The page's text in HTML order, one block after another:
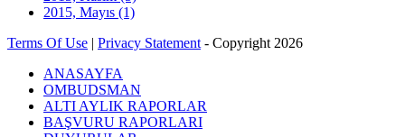
2015, Mayıs (1)
Terms Of Use | Privacy Statement - Copyright 2026
ANASAYFA
OMBUDSMAN
ALTI AYLIK RAPORLAR
BAŞVURU RAPORLARI